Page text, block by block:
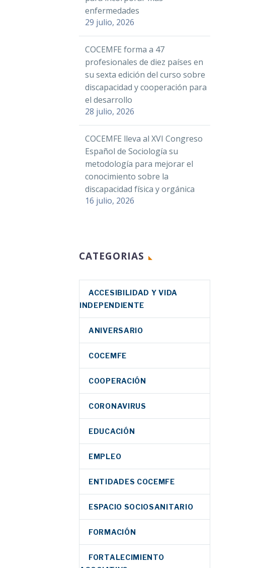
enfermedades
29 julio, 2026
COCEMFE forma a 47
profesionales de diez países en
su sexta edición del curso sobre
discapacidad y cooperación para
el desarrollo
28 julio, 2026
COCEMFE lleva al XVI Congreso
Español de Sociología su
metodología para mejorar el
conocimiento sobre la
discapacidad física y orgánica
16 julio, 2026
CATEGORIAS
ACCESIBILIDAD Y VIDA
INDEPENDIENTE
ANIVERSARIO
COCEMFE
COOPERACIÓN
CORONAVIRUS
EDUCACIÓN
EMPLEO
ENTIDADES COCEMFE
ESPACIO SOCIOSANITARIO
FORMACIÓN
FORTALECIMIENTO